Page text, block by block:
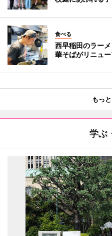
食べる
西早稲田のラー
華そばがリニュ
もっ
学ぶ